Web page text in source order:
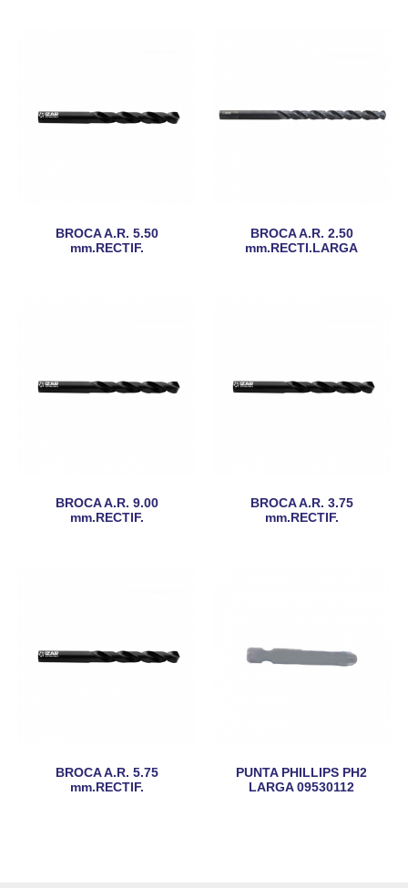
BROCA A.R. 5.50
mm.RECTIF.
BROCA A.R. 2.50
mm.RECTI.LARGA
BROCA A.R. 9.00
mm.RECTIF.
BROCA A.R. 3.75
mm.RECTIF.
BROCA A.R. 5.75
mm.RECTIF.
PUNTA PHILLIPS PH2
LARGA 09530112